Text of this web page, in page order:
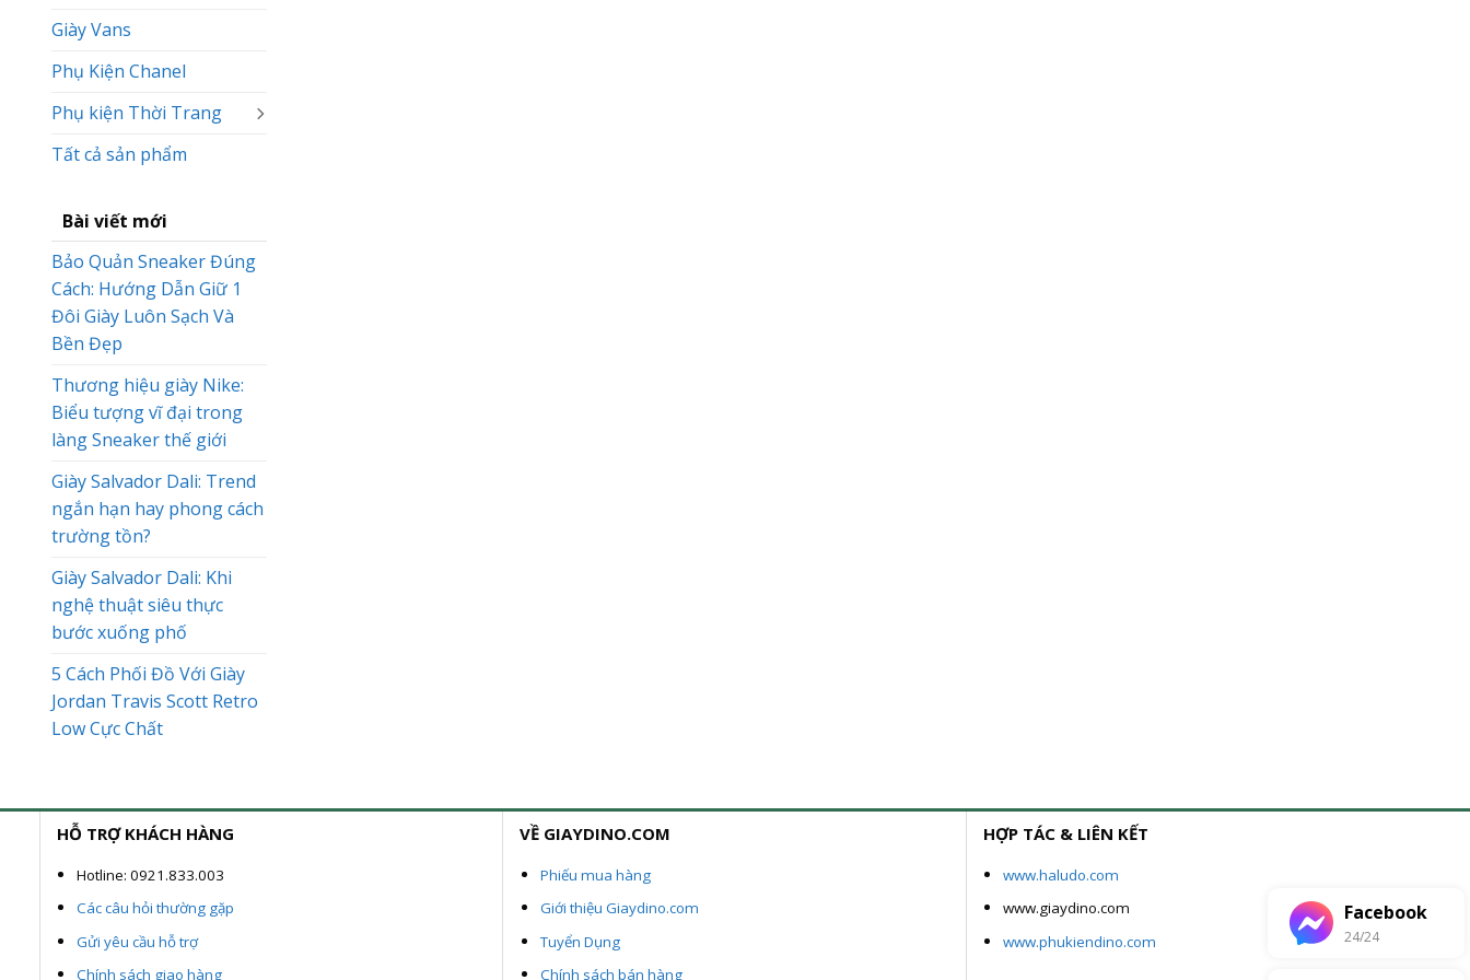
Giày Vans
Phụ Kiện Chanel
Phụ kiện Thời Trang
Tất cả sản phẩm
Bài viết mới
Bảo Quản Sneaker Đúng
Cách: Hướng Dẫn Giữ 1
Đôi Giày Luôn Sạch Và
Bền Đẹp
Thương hiệu giày Nike:
Biểu tượng vĩ đại trong
làng Sneaker thế giới
Giày Salvador Dali: Trend
ngắn hạn hay phong cách
trường tồn?
Giày Salvador Dali: Khi
nghệ thuật siêu thực
bước xuống phố
5 Cách Phối Đồ Với Giày
Jordan Travis Scott Retro
Low Cực Chất
HỖ TRỢ KHÁCH HÀNG
Hotline: 0921.833.003
Các câu hỏi thường gặp
Gửi yêu cầu hỗ trợ
Chính sách giao hàng
VỀ GIAYDINO.COM
Phiếu mua hàng
Giới thiệu Giaydino.com
Tuyển Dụng
Chính sách bán hàng
HỢP TÁC & LIÊN KẾT
www.haludo.com
www.giaydino.com
www.phukiendino.com
Facebook
24/24